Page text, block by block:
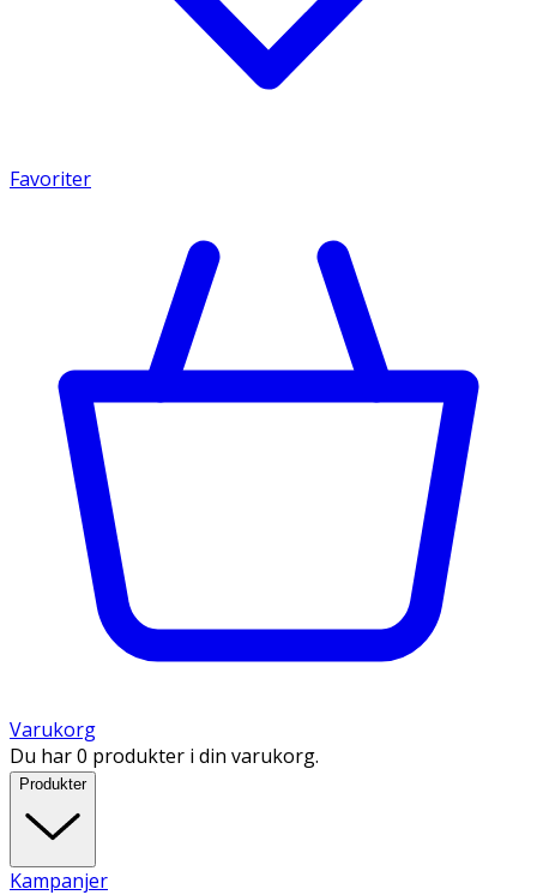
Favoriter
Varukorg
Du har 0 produkter i din varukorg.
Produkter
Kampanjer